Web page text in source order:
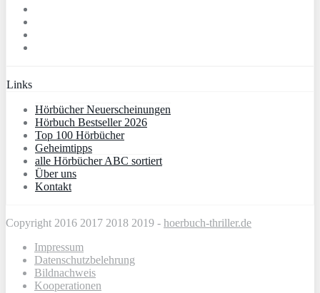
Links
Hörbücher Neuerscheinungen
Hörbuch Bestseller 2026
Top 100 Hörbücher
Geheimtipps
alle Hörbücher ABC sortiert
Über uns
Kontakt
Copyright 2016 2017 2018 2019 - hoerbuch-thriller.de
Impressum
Datenschutzbelehrung
Bildnachweis
Kooperationen